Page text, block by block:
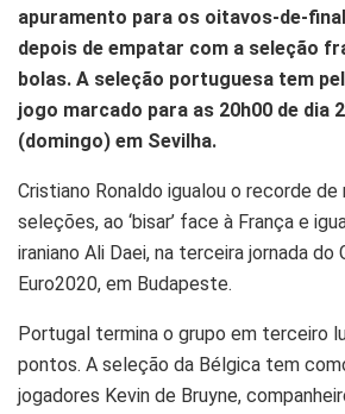
apuramento para os oitavos-de-
depois de empatar com a seleção
bolas. A seleção portuguesa tem
jogo marcado para as 20h00 de dia
(domingo) em Sevilha.
Cristiano Ronaldo igualou o recorde
seleções, ao ‘bisar’ face à França e
iraniano Ali Daei, na terceira jornada do
Euro2020, em Budapeste.
Portugal termina o grupo em terceiro
pontos. A seleção da Bélgica tem
jogadores Kevin de Bruyne,